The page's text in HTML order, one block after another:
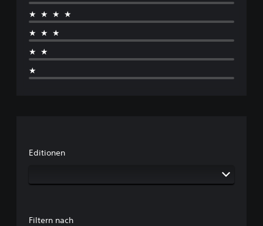
★★★★
★★★
★★
★
Editionen
Filtern nach